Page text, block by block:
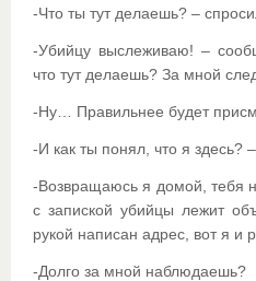
-Что ты тут делаешь? –
-Убийцу выслеживаю! –
что тут делаешь? За мной
-Ну… Правильнее будет
-И как ты понял, что я здесь?
-Возвращаюсь я домой, тебя
с запиской убийцы лежит
рукой написан адрес, вот я и
-Долго за мной наблюдаешь?